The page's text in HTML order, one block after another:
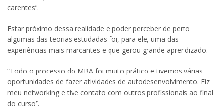
carentes”.
Estar próximo dessa realidade e poder perceber de perto
algumas das teorias estudadas foi, para ele, uma das
experiências mais marcantes e que gerou grande aprendizado.
“Todo o processo do MBA foi muito prático e tivemos várias
oportunidades de fazer atividades de autodesenvolvimento. Fiz
meu networking e tive contato com outros profissionais ao final
do curso”.